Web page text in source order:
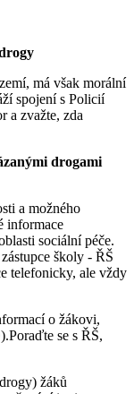
má však morální
spojení s Policií
a zvažte, zda
drogami
a možného
informace
sociální péče.
školy - ŘŠ
telefonicky, ale vždy
o žákovi,
se s ŘŠ,
žáků